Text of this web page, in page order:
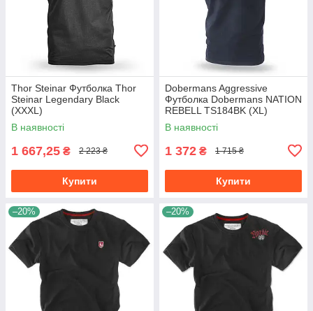
Thor Steinar Футболка Thor
Steinar Legendary Black
(XXXL)
В наявності
1 667,25 ₴ 2 223 ₴
Купити
Dobermans Aggressive
Футболка Dobermans NATION
REBELL TS184BK (XL)
В наявності
1 372 ₴ 1 715 ₴
Купити
–20% –20%